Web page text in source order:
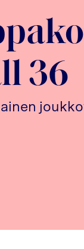
36